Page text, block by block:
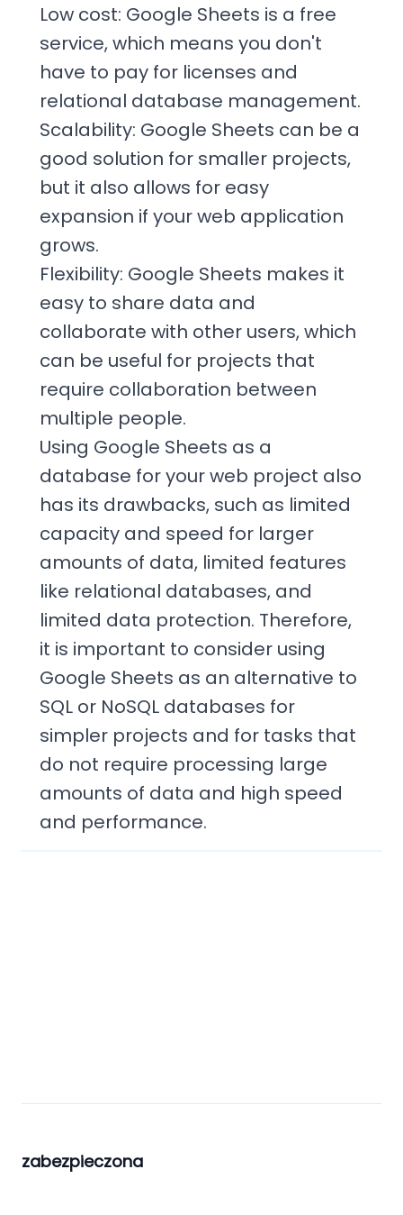
Low cost: Google Sheets is a free
service, which means you don't
have to pay for licenses and
relational database management.
Scalability: Google Sheets can be a
good solution for smaller projects,
but it also allows for easy
expansion if your web application
grows.
Flexibility: Google Sheets makes it
easy to share data and
collaborate with other users, which
can be useful for projects that
require collaboration between
multiple people.
Using Google Sheets as a
database for your web project also
has its drawbacks, such as limited
capacity and speed for larger
amounts of data, limited features
like relational databases, and
limited data protection. Therefore,
it is important to consider using
Google Sheets as an alternative to
SQL or NoSQL databases for
simpler projects and for tasks that
do not require processing large
amounts of data and high speed
and performance.
zabezpieczona